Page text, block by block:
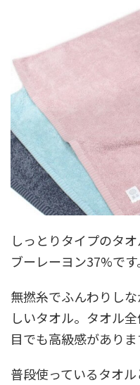
しっとりタイプのタ
ブーレーヨン37%です
無撚糸でふんわりし
しいタオル。タオル
目でも高級感がありま
普段使っているタオ